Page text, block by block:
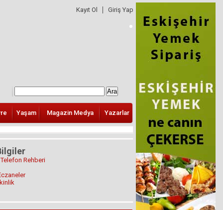
Kayıt Ol Giriş Yap
Yaşam Magazin Medya Yazarlar
Rehberi